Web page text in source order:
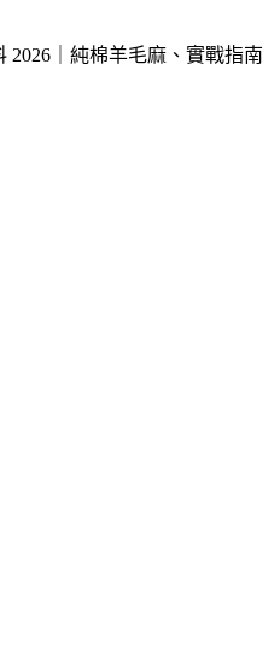
2026｜純棉羊毛麻、實戰指南